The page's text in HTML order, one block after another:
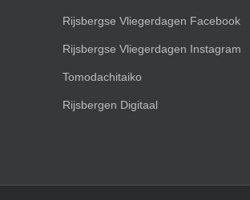
Rijsbergse Vliegerdagen Facebook
Rijsbergse Vliegerdagen Instagram
Tomodachitaiko
Rijsbergen Digitaal